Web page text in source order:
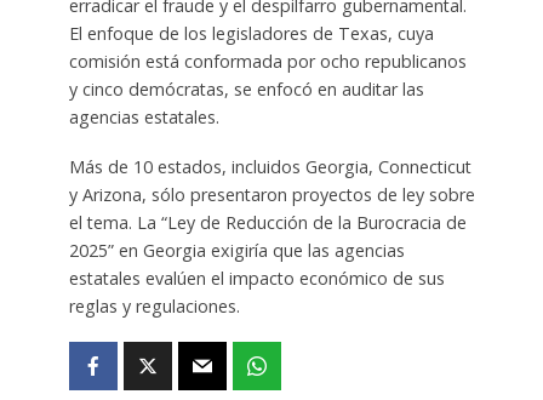
erradicar el fraude y el despilfarro gubernamental.
El enfoque de los legisladores de Texas, cuya
comisión está conformada por ocho republicanos
y cinco demócratas, se enfocó en auditar las
agencias estatales.
Más de 10 estados, incluidos Georgia, Connecticut
y Arizona, sólo presentaron proyectos de ley sobre
el tema. La “Ley de Reducción de la Burocracia de
2025” en Georgia exigiría que las agencias
estatales evalúen el impacto económico de sus
reglas y regulaciones.